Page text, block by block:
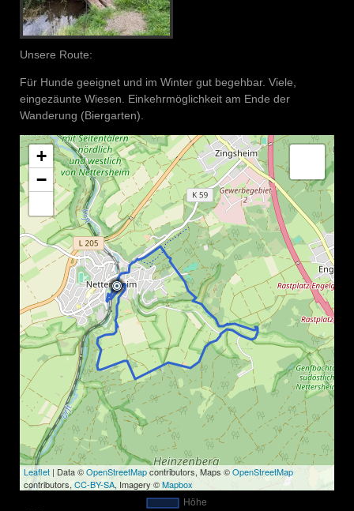
Unsere Route:
Für Hunde geeignet und im Winter gut begehbar. Viele,
eingezäunte Wiesen. Einkehrmöglichkeit am Ende der
Wanderung (Biergarten).
+
−
Leaflet | Data ©OpenStreetMapcontributors, Maps ©OpenStreetMap
contributors, CC-BY-SA, Imagery ©Mapbox